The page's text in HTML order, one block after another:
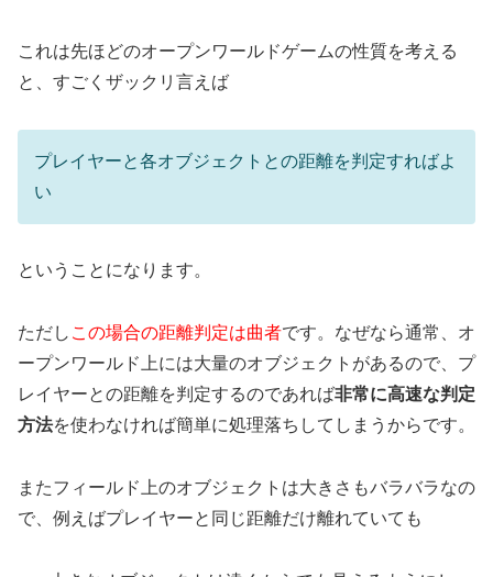
これは先ほどのオープンワールドゲームの性質を考える
と、すごくザックリ言えば
プレイヤーと各オブジェクトとの距離を判定すればよ
い
ということになります。
ただし この場合の距離判定は曲者です。なぜなら通常、オ
ープンワールド上には大量のオブジェクトがあるので、プ
レイヤーとの距離を判定するのであれば非常に高速な判定
方法を使わなければ簡単に処理落ちしてしまうからです。
またフィールド上のオブジェクトは大きさもバラバラなの
で、例えばプレイヤーと同じ距離だけ離れていても